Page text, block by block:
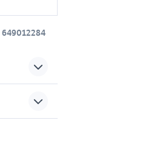
649012284
Severo